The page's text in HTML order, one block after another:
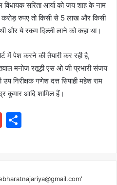
विधायक सरिता आर्या को जय शाह के नाम
रुपए तो किसी से 5 लाख और किसी
और ये रकम दिल्ली लाने को कहा था।
में पेश करने की तैयारी कर रही है,
मनोज रतूड़ी एस ओ जी प्रभारी संजय
उप निरीक्षक गणेश दत्त सिपाही महेश राम
कुमार आदि शामिल हैं।
Gmail